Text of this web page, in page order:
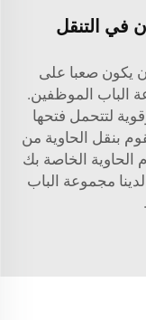
في التنقل
يكون صعبا على
الباب الموظفين.
لتتحمل فتحها
بنقل الحاوية من
الحاوية الخاصة بك
مجموعة الباب